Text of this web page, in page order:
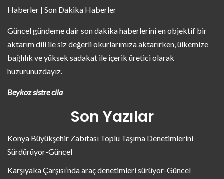
Haberler | Son Dakika Haberler
Güncel gündeme dair son dakika haberlerini en objektif bir
aktarım dili ile siz değerli okurlarımıza aktarırken, ülkemize
bağlılık ve yüksek sadakat ile içerik üretici olarak
huzurunuzdayız.
Beykoz sistre cila
Son Yazılar
Konya Büyükşehir Zabıtası Toplu Taşıma Denetimlerini
Sürdürüyor-Güncel
Karşıyaka Çarşısı’nda araç denetimleri sürüyor-Güncel